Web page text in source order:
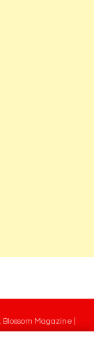
Blossom Magazine |